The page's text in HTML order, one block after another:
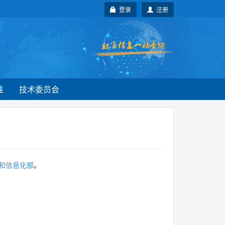
注册
登录
技术委员会
信息化部。